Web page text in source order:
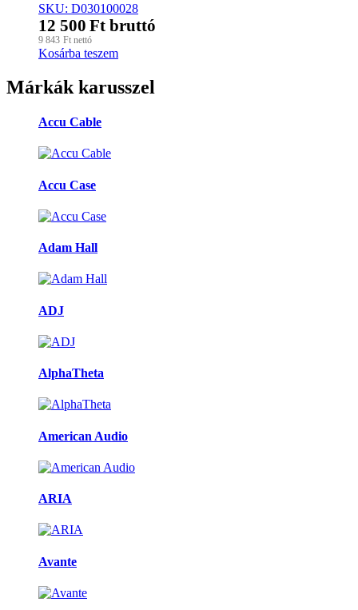
SKU: D030100028
12 500 Ft bruttó
9 843 Ft nettó
Kosárba teszem
Márkák karusszel
Accu Cable
Accu Case
Adam Hall
ADJ
AlphaTheta
American Audio
ARIA
Avante